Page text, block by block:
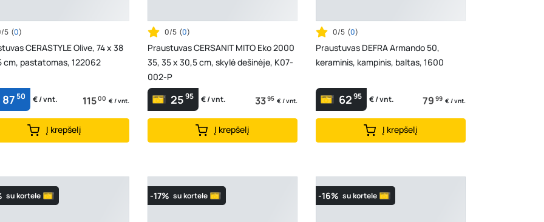
5 (0)
CERASTYLE Olive, 74 x 38
cm, pastatomas, 122062
8750 € / vnt. 11500 € / vnt.
Į krepšelį
0/5 (0)
Praustuvas CERSANIT MITO Eko 2000
35, 35 x 30,5 cm, skylė dešinėje, K07-
002-P
2595 € / vnt. 3395 € / vnt.
Į krepšelį
0/5 (0)
Praustuvas DEFRA Armando 50,
keraminis, kampinis, baltas, 1600
6295 € / vnt. 79 99 € / vnt.
Į krepšelį
su kortele -17% su kortele -16% su kortele